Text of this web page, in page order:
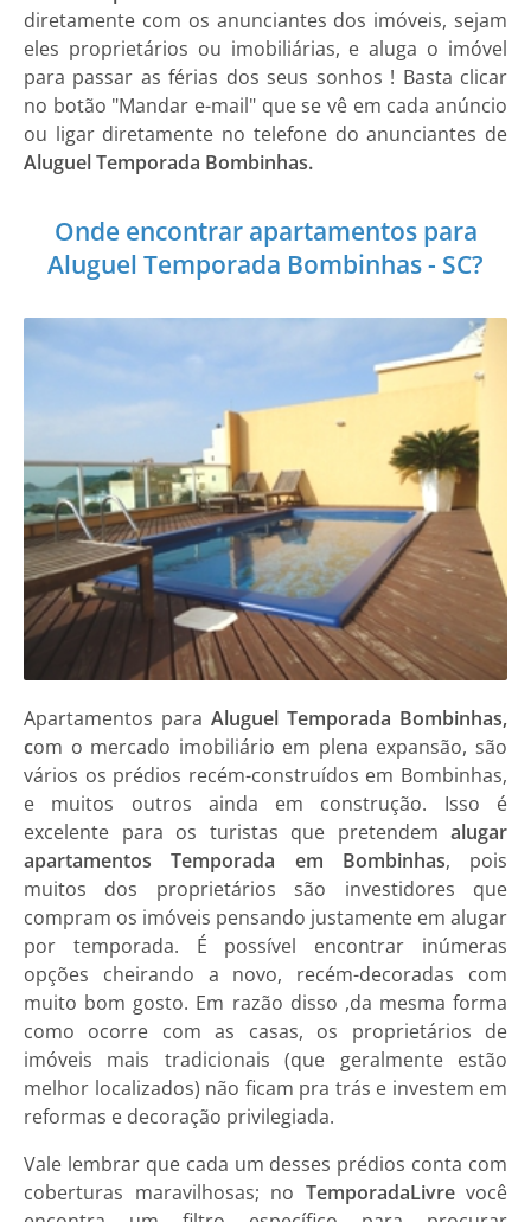
diretamente com os anunciantes dos imóveis, sejam
eles proprietários ou imobiliárias, e aluga o imóvel
para passar as férias dos seus sonhos ! Basta clicar
no botão "Mandar e-mail" que se vê em cada anúncio
ou ligar diretamente no telefone do anunciantes de
Aluguel Temporada Bombinhas.
Onde encontrar apartamentos para
Aluguel Temporada Bombinhas - SC?
Apartamentos para Aluguel Temporada Bombinhas,
com o mercado imobiliário em plena expansão, são
vários os prédios recém-construídos em Bombinhas,
e muitos outros ainda em construção. Isso é
excelente para os turistas que pretendem alugar
apartamentos Temporada em Bombinhas, pois
muitos dos proprietários são investidores que
compram os imóveis pensando justamente em alugar
por temporada. É possível encontrar inúmeras
opções cheirando a novo, recém-decoradas com
muito bom gosto. Em razão disso ,da mesma forma
como ocorre com as casas, os proprietários de
imóveis mais tradicionais (que geralmente estão
melhor localizados) não ficam pra trás e investem em
reformas e decoração privilegiada.
Vale lembrar que cada um desses prédios conta com
coberturas maravilhosas; no TemporadaLivrevocê